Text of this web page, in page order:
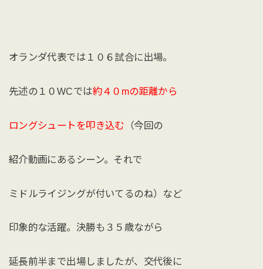
オランダ代表では１０６試合に出場。
先述の１０WCでは約４０mの距離から
ロングシュートを叩き込む （今回の
紹介動画にあるシーン。それで
ミドルライジングが付いてるのね）など
印象的な活躍。決勝も３５歳ながら
延長前半まで出場しましたが、交代後に